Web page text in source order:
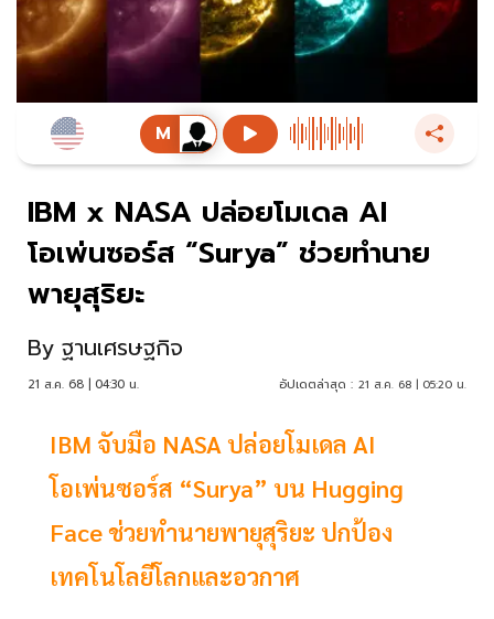
IBM x NASA ปล่อยโมเดล AI
โอเพ่นซอร์ส “Surya” ช่วยทำนาย
พายุสุริยะ
By ฐานเศรษฐกิจ
21 ส.ค. 68 | 04:30 น. อัปเดตล่าสุด : 21 ส.ค. 68 | 05:20 น.
IBM จับมือ NASA ปล่อยโมเดล AI
โอเพ่นซอร์ส “Surya” บน Hugging
Face ช่วยทำนายพายุสุริยะ ปกป้อง
เทคโนโลยีโลกและอวกาศ